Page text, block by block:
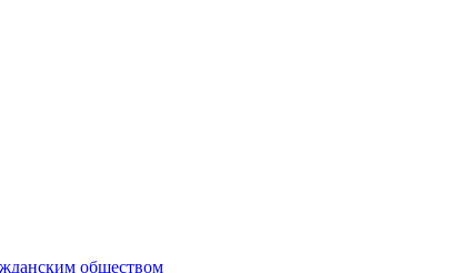
обществом